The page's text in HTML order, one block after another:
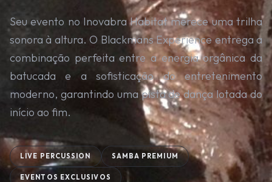
Seu evento no Inovabra Habitat merece uma trilha
sonora à altura. O Blackmans Experience entrega a
combinação perfeita entre a energia orgânica da
batucada e a sofisticação do entretenimento
moderno, garantindo uma pista de dança lotada do
início ao fim.
LIVE PERCUSSION SAMBA PREMIUM
EVENTOS EXCLUSIVOS